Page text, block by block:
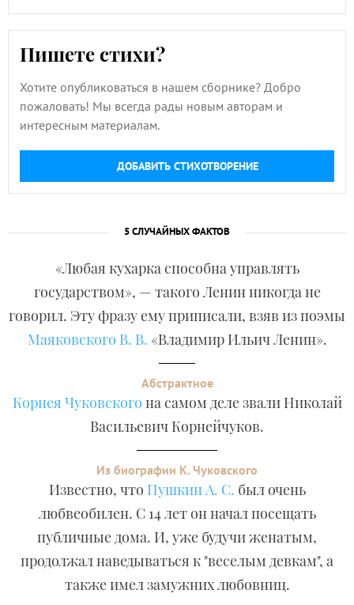
Пишете стихи?
Хотите опубликоваться в нашем сборнике? Добро
пожаловать! Мы всегда рады новым авторам и
интересным материалам.
ДОБАВИТЬ СТИХОТВОРЕНИЕ
5 СЛУЧАЙНЫХ ФАКТОВ
«Любая кухарка способна управлять
государством», — такого Ленин никогда не
говорил. Эту фразу ему приписали, взяв из поэмы
Маяковского В. В. «Владимир Ильич Ленин».
Абстрактное
Корнея Чуковского на самом деле звали Николай
Васильевич Корнейчуков.
Из биографии К. Чуковского
Известно, что Пушкин А. С. был очень
любвеобилен. С 14 лет он начал посещать
публичные дома. И, уже будучи женатым,
продолжал наведываться к "веселым девкам", а
также имел замужних любовниц.